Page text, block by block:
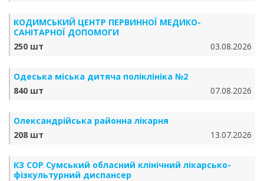
КОДИМСЬКИЙ ЦЕНТР ПЕРВИННОЇ МЕДИКО-
САНІТАРНОЇ ДОПОМОГИ
250 шт
03.08.2026
Одеська міська дитяча поліклініка №2
840 шт
07.08.2026
Олександрійська районна лікарня
208 шт
13.07.2026
КЗ СОР Сумський обласний клінічний лікарсько-
фізкультурний диспансер